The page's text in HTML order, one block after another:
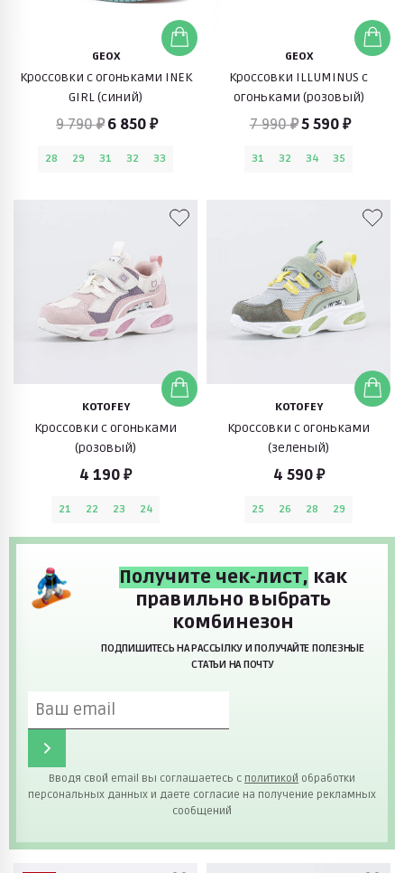
GEOX
Кроссовки с огоньками INEK
GIRL (синий)
9 790 ₽ 6 850 ₽
28 29 31 32 33
GEOX
Кроссовки ILLUMINUS с
огоньками (розовый)
7 990 ₽5 590 ₽
31 32 34 35
KOTOFEY
Кроссовки с огоньками
(розовый)
4 190 ₽
21 22 23 24
KOTOFEY
Кроссовки с огоньками
(зеленый)
4 590 ₽
25 26 28 29
Получите чек-лист, как
правильно выбрать
комбинезон
ПОДПИШИТЕСЬ НА РАССЫЛКУ И ПОЛУЧАЙТЕ ПОЛЕЗНЫЕ
СТАТЬИ НА ПОЧТУ
Вводя свой email вы соглашаетесь с политикой обработки
персональных данных и даете согласие на получение рекламных
сообщений